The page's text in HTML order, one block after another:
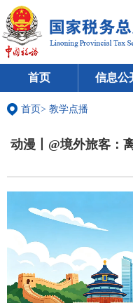
首页 信息公
首页> 教学点播
动漫丨@境外旅客：